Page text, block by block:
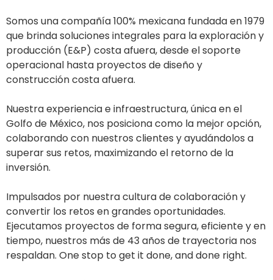
Somos una compañía 100% mexicana fundada en 1979
que brinda soluciones integrales para la exploración y
producción (E&P) costa afuera, desde el soporte
operacional hasta proyectos de diseño y
construcción costa afuera.
Nuestra experiencia e infraestructura, única en el
Golfo de México, nos posiciona como la mejor opción,
colaborando con nuestros clientes y ayudándolos a
superar sus retos, maximizando el retorno de la
inversión.
Impulsados por nuestra cultura de colaboración y
convertir los retos en grandes oportunidades.
Ejecutamos proyectos de forma segura, eficiente y en
tiempo, nuestros más de 43 años de trayectoria nos
respaldan. One stop to get it done, and done right.